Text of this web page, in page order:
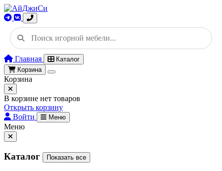
Главная
Каталог
Корзина
Корзина
В корзине нет товаров
Открыть корзину
Войти
Меню
Меню
Каталог Показать все